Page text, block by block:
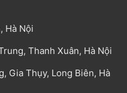
Hà Nội
Thanh Xuân, Hà Nội
Gia Thụy, Long Biên, Hà